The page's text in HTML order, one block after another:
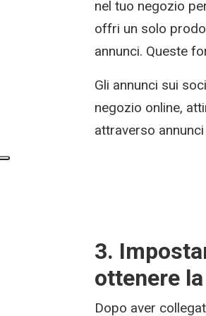
nel tuo negozio
offri un solo
annunci. Queste
Gli annunci sui
negozio online,
attraverso
3.
ottenere
Dopo aver